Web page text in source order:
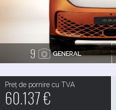
9 GENERAL
Preț de pornire cu TVA
60.137€